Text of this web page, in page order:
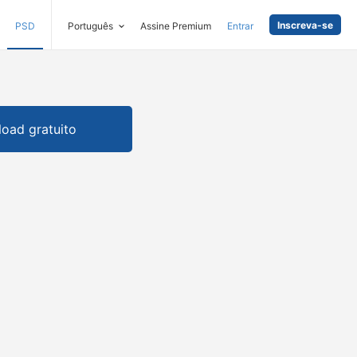
PSD Português Assine Premium Entrar Inscreva-se
gratuito